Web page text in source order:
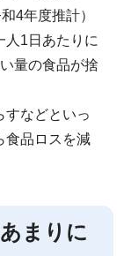
4年度推計）
人1日あたりに
量の食品が捨
すなどといっ
食品ロスを減
まりに